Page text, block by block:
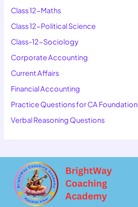
Class 12-Maths
Class 12-Political Science
Class-12-Sociology
Corporate Accounting
Current Affairs
Financial Accounting
Practice Questions for CA Foundation
Verbal Reasoning Questions